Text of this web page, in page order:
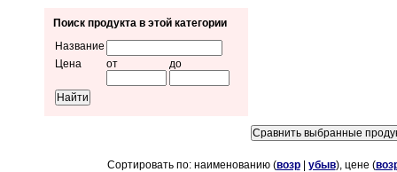
Поиск продукта в этой категории
Название
Цена
от до
Сортировать по: наименованию (возр| убыв), цене (